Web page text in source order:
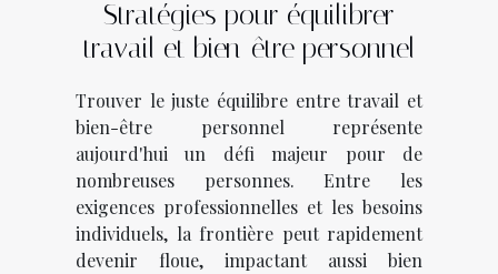
Stratégies pour équilibrer
travail et bien-être personnel
Trouver le juste équilibre entre travail et
bien-être personnel représente
aujourd'hui un défi majeur pour de
nombreuses personnes. Entre les
exigences professionnelles et les besoins
individuels, la frontière peut rapidement
devenir floue, impactant aussi bien